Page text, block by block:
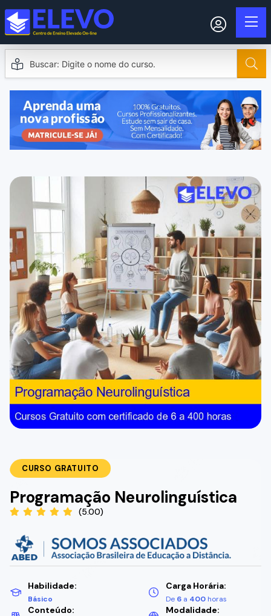
CURSO GRATUITO
Programação Neurolinguística
(5.00)
Habilidade:
Básico
Carga Horária:
De 6 a 400 horas
Conteúdo: Modalidade: